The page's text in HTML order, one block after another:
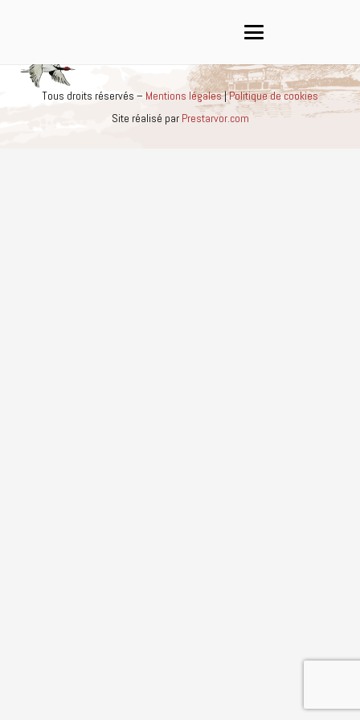
Tous droits réservés – Mentions légales|Politique de cookies
Site réalisé par Prestarvor.com